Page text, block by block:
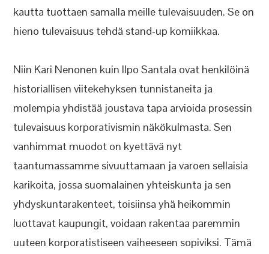
kautta tuottaen samalla meille tulevaisuuden. Se on
hieno tulevaisuus tehdä stand-up komiikkaa.
Niin Kari Nenonen kuin Ilpo Santala ovat henkilöinä
historiallisen viitekehyksen tunnistaneita ja
molempia yhdistää joustava tapa arvioida prosessin
tulevaisuus korporativismin näkökulmasta. Sen
vanhimmat muodot on kyettävä nyt
taantumassamme sivuuttamaan ja varoen sellaisia
karikoita, jossa suomalainen yhteiskunta ja sen
yhdyskuntarakenteet, toisiinsa yhä heikommin
luottavat kaupungit, voidaan rakentaa paremmin
uuteen korporatistiseen vaiheeseen sopiviksi. Tämä